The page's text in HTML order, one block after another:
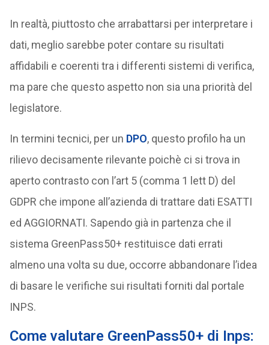
In realtà, piuttosto che arrabattarsi per interpretare i
dati, meglio sarebbe poter contare su risultati
affidabili e coerenti tra i differenti sistemi di verifica,
ma pare che questo aspetto non sia una priorità del
legislatore.
In termini tecnici, per un DPO, questo profilo ha un
rilievo decisamente rilevante poichè ci si trova in
aperto contrasto con l’art 5 (comma 1 lett D) del
GDPR che impone all’azienda di trattare dati ESATTI
ed AGGIORNATI. Sapendo già in partenza che il
sistema GreenPass50+ restituisce dati errati
almeno una volta su due, occorre abbandonare l’idea
di basare le verifiche sui risultati forniti dal portale
INPS.
Come valutare GreenPass50+ di Inps: